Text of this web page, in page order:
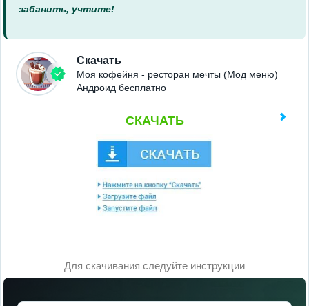
забанить, учтите!
Скачать
Моя кофейня - ресторан мечты (Мод меню)
Андроид бесплатно
СКАЧАТЬ
Для скачивания следуйте инструкции